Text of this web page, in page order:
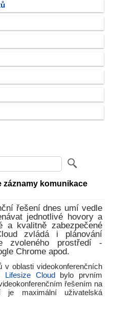
komunikace
řešení dnes umí vedle
jednotlivé hovory a
a kvalitně zabezpečené
zvládá i plánování
zvoleného prostředí -
Chrome apod.
oblasti videokonferenčních
Lifesize Cloud bylo prvním
řešením na
je maximální uživatelská